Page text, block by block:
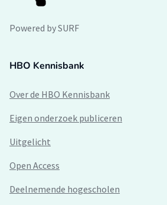
Powered by SURF
HBO Kennisbank
Over de HBO Kennisbank
Eigen onderzoek publiceren
Uitgelicht
Open Access
Deelnemende hogescholen